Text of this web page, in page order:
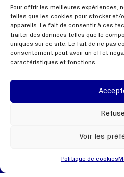
Pour offrir les meilleures expériences,
telles que les cookies pour stocker et/
appareils. Le fait de consentir à ces
traiter des données telles que le
uniques sur ce site. Le fait de ne pas
consentement peut avoir un effet
caractéristiques et fonctions.
Voir les
Politique de cookies
FAQ
Liens utiles
Politique de